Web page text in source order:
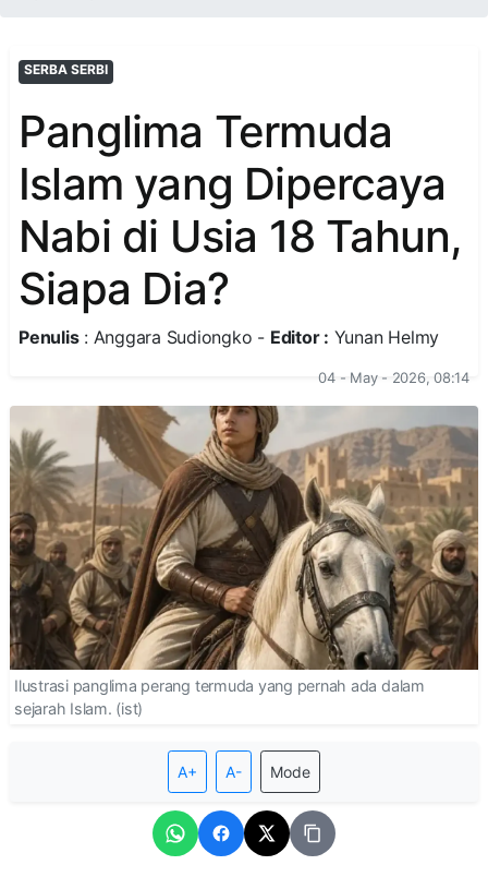
SERBA SERBI
Panglima Termuda
Islam yang Dipercaya
Nabi di Usia 18 Tahun,
Siapa Dia?
Penulis: Anggara Sudiongko - Editor : Yunan Helmy
04 - May - 2026, 08:14
Ilustrasi panglima perang termuda yang pernah ada dalam
sejarah Islam. (ist)
A+ A- Mode